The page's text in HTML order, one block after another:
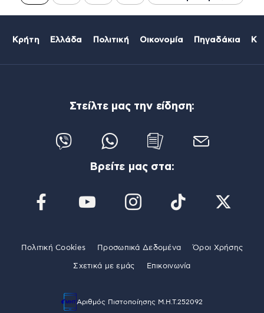
Κρήτη Ελλάδα Πολιτική Οικονομία Πηγαδάκια
Στείλτε μας την είδηση:
Βρείτε μας στα:
Πολιτική Cookies Προσωπικά Δεδομένα Όροι Χρήσης
Σχετικά με εμάς Επικοινωνία
Αριθμός Πιστοποίησης Μ.Η.Τ.252092